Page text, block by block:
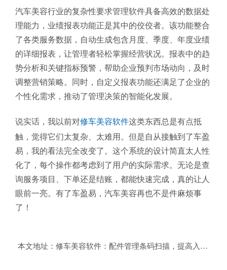
汽车美容行业的复杂性要求管理软件具备高效的数据处
理能力，业绩报表功能正是其中的佼佼者。该功能整合
了各类服务数据，自动生成包含月度、季度、年度业绩
的详细报表，让管理者轻松掌握经营状况。报表中的趋
势分析和关键指标预警，帮助企业预判市场动向，及时
调整营销策略。同时，自定义报表功能还满足了企业的
个性化需求，推动了管理决策的智能化发展。
说实话，我以前对修车美容软件这类东西总是有点抵
触，觉得它们太复杂、太难用。但是自从接触到了车盈
易，我的看法完全改变了。这个系统的设计简直太人性
化了，每个操作都考虑到了用户的实际需求。无论是查
询服务项目、下单还是结账，都能快速完成，真的让人
眼前一亮。有了车盈易，汽车美容再也不是件麻烦事
了！
本文地址： 修车美容软件：配件管理条码扫描，提高入库效率